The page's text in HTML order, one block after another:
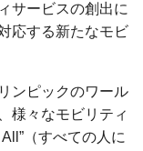
サービスの創出に
応する新たなモビ
ンピックのワール
様々なモビリティ
（すべての人に